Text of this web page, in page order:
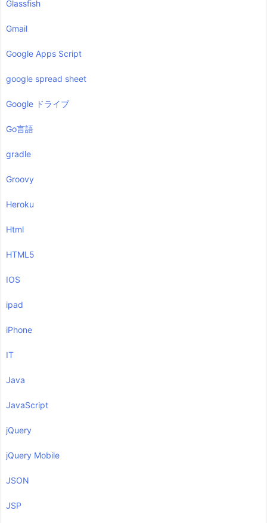
Glassfish
Gmail
Google Apps Script
google spread sheet
Google ドライブ
Go言語
gradle
Groovy
Heroku
Html
HTML5
IOS
ipad
iPhone
IT
Java
JavaScript
jQuery
jQuery Mobile
JSON
JSP